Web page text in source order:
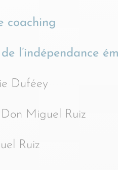
coaching
l’indépendance
Duféey
Miguel Ruiz
Ruiz